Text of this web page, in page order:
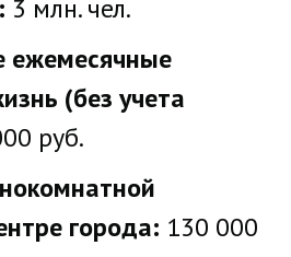
3 млн. чел.
ежемесячные
(без учета
руб.
города: 130 000